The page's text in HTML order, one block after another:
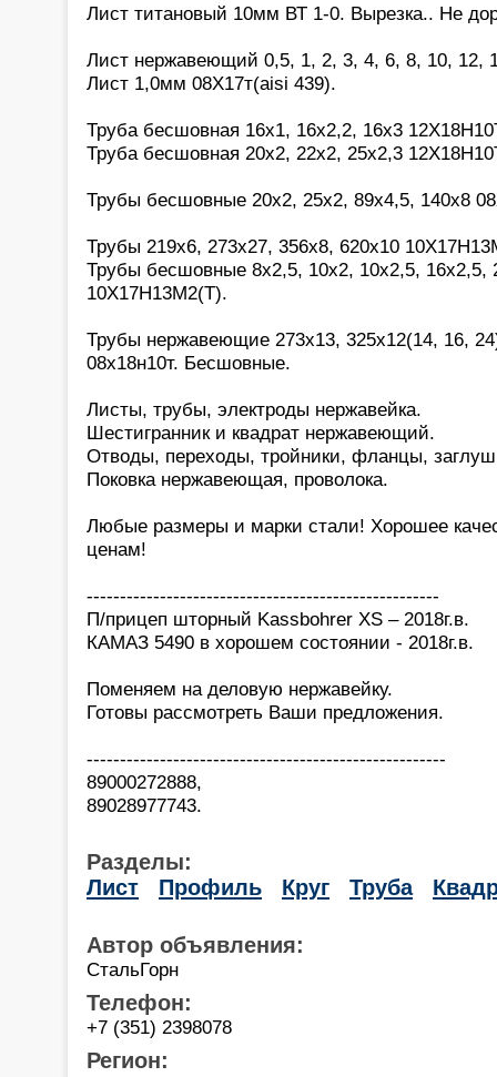
Лист титановый 10мм ВТ 1-0. Вырезка.. Не
Лист нержавеющий 0,5, 1, 2, 3, 4, 6, 8, 10, 12,
Лист 1,0мм 08Х17т(aisi 439).
Труба бесшовная 16х1, 16х2,2, 16х3
Труба бесшовная 20х2, 22х2, 25х2,3
Трубы бесшовные 20х2, 25х2, 89х4,5, 140х8
Трубы 219х6, 273х27, 356х8, 620х10
Трубы бесшовные 8х2,5, 10х2, 10х2,5, 16х2,5,
10Х17Н13М2(Т).
Трубы нержавеющие 273х13, 325х12(14, 16,
08х18н10т. Бесшовные.
Листы, трубы, электроды нержавейка.
Шестигранник и квадрат нержавеющий.
Отводы, переходы, тройники, фланцы,
Поковка нержавеющая, проволока.
Любые размеры и марки стали! Хорошее
ценам!
-----------------------------------------------------
П/прицеп шторный Kassbohrer XS – 2018г.в.
КАМАЗ 5490 в хорошем состоянии - 2018г.в.
Поменяем на деловую нержавейку.
Готовы рассмотреть Ваши предложения.
------------------------------------------------------
89000272888,
89028977743.
Разделы:
Лист
Профиль Круг Труба
Автор объявления:
СтальГорн
Телефон:
+7 (351) 2398078
Регион: